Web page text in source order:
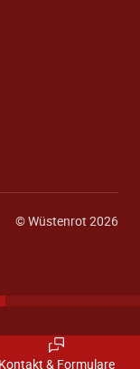
Kontakt & Formulare
© Wüstenrot 2026